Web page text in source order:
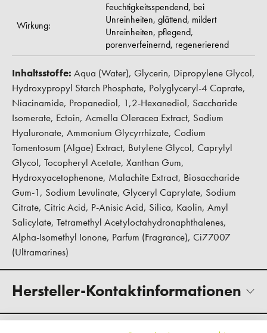
Wirkung:
Feuchtigkeitsspendend, bei
Unreinheiten, glättend, mildert
Unreinheiten, pflegend,
porenverfeinernd, regenerierend
Inhaltsstoffe: Aqua (Water), Glycerin, Dipropylene Glycol,
Hydroxypropyl Starch Phosphate, Polyglyceryl-4 Caprate,
Niacinamide, Propanediol, 1,2-Hexanediol, Saccharide
Isomerate, Ectoin, Acmella Oleracea Extract, Sodium
Hyaluronate, Ammonium Glycyrrhizate, Codium
Tomentosum (Algae) Extract, Butylene Glycol, Caprylyl
Glycol, Tocopheryl Acetate, Xanthan Gum,
Hydroxyacetophenone, Malachite Extract, Biosaccharide
Gum-1, Sodium Levulinate, Glyceryl Caprylate, Sodium
Citrate, Citric Acid, P-Anisic Acid, Silica, Kaolin, Amyl
Salicylate, Tetramethyl Acetyloctahydronaphthalenes,
Alpha-Isomethyl Ionone, Parfum (Fragrance), Ci77007
(Ultramarines)
Hersteller-Kontaktinformationen